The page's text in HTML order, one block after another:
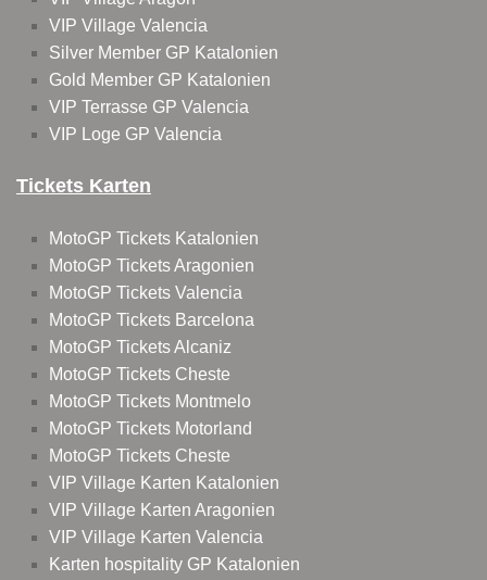
VIP Village Valencia
Silver Member GP Katalonien
Gold Member GP Katalonien
VIP Terrasse GP Valencia
VIP Loge GP Valencia
Tickets Karten
MotoGP Tickets Katalonien
MotoGP Tickets Aragonien
MotoGP Tickets Valencia
MotoGP Tickets Barcelona
MotoGP Tickets Alcaniz
MotoGP Tickets Cheste
MotoGP Tickets Montmelo
MotoGP Tickets Motorland
MotoGP Tickets Cheste
VIP Village Karten Katalonien
VIP Village Karten Aragonien
VIP Village Karten Valencia
Karten hospitality GP Katalonien